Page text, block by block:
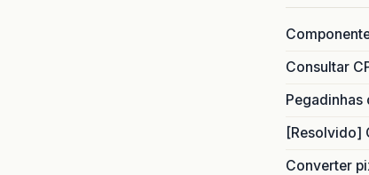
Consultar
Pegadinhas
[Resolvido]
Converter